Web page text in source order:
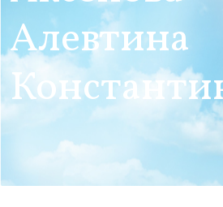
Алевтина